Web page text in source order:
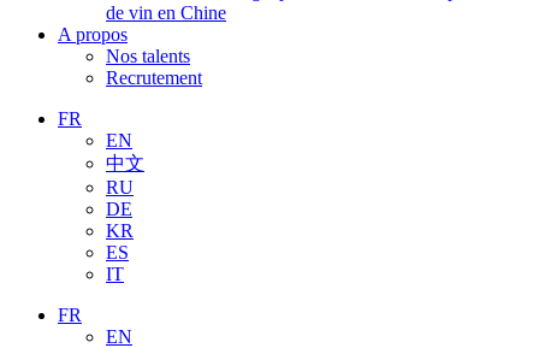
de vin en Chine
A propos
Nos talents
Recrutement
FR
EN
中文
RU
DE
KR
ES
IT
FR
EN